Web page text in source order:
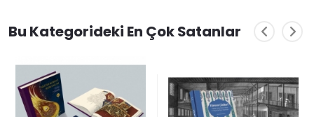
Bu Kategorideki En Çok Satanlar